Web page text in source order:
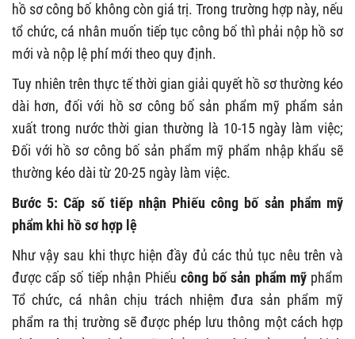
hồ sơ công bố không còn giá trị. Trong trường hợp này, nếu
tổ chức, cá nhân muốn tiếp tục công bố thì phải nộp hồ sơ
mới và nộp lệ phí mới theo quy định.
Tuy nhiên trên thực tế thời gian giải quyết hồ sơ thường kéo
dài hơn, đối với hồ sơ công bố sản phẩm mỹ phẩm sản
xuất trong nước thời gian thường là 10-15 ngày làm việc;
Đối với hồ sơ công bố sản phẩm mỹ phẩm nhập khẩu sẽ
thường kéo dài từ 20-25 ngày làm việc.
Bước 5: Cấp số tiếp nhận Phiếu công bố sản phẩm mỹ
phẩm khi hồ sơ hợp lệ
Như vậy sau khi thực hiện đầy đủ các thủ tục nêu trên và
được cấp số tiếp nhận Phiếucông bố sản phẩm mỹphẩm
Tổ chức, cá nhân chịu trách nhiệm đưa sản phẩm mỹ
phẩm ra thị trường sẽ được phép lưu thông một cách hợp